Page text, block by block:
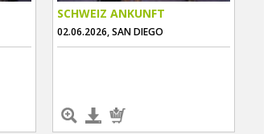
SCHWEIZ ANKUNFT
02.06.2026, SAN DIEGO